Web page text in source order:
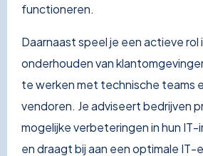
functioneren.
Daarnaast speel je een actieve rol
onderhouden van
te werken met technische teams
vendoren. Je adviseert bedrijven
mogelijke verbeteringen in hun
en draagt bij aan een optimale IT-